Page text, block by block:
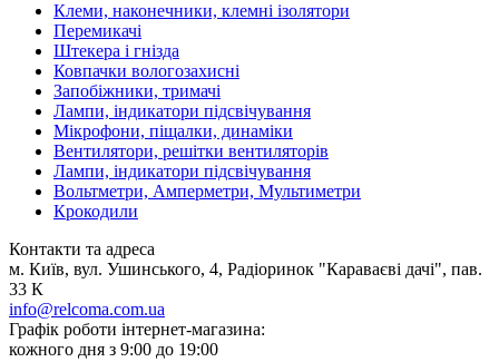
Клеми, наконечники, клемні ізолятори
Перемикачі
Штекера і гнізда
Ковпачки вологозахисні
Запобіжники, тримачі
Лампи, індикатори підсвічування
Мікрофони, піщалки, динаміки
Вентилятори, решітки вентиляторів
Лампи, індикатори підсвічування
Вольтметри, Амперметри, Мультиметри
Крокодили
Контакти та адреса
м. Київ, вул. Ушинського, 4, Радіоринок "Караваєві дачі", пав.
33 К
info@relcoma.com.ua
Графік роботи інтернет-магазина:
кожного дня з 9:00 до 19:00